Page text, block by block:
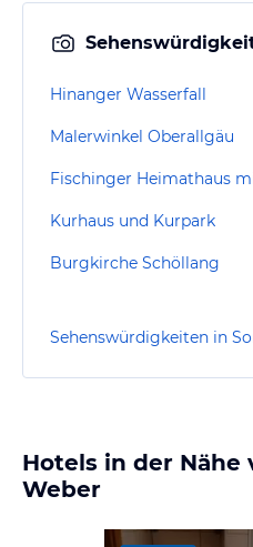
Hinanger Wasserfall
Malerwinkel Oberallgäu
Kurhaus und Kurpark
Burgkirche Schöllang
Sehenswürdigkeiten in
Hotels in der Nähe
Weber